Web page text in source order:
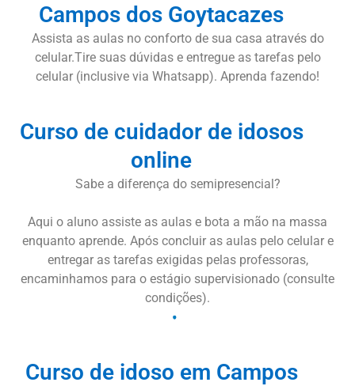
Campos dos Goytacazes
Assista as aulas no conforto de sua casa através do
celular.Tire suas dúvidas e entregue as tarefas pelo
celular (inclusive via Whatsapp). Aprenda fazendo!
Curso de cuidador de idosos
online
Sabe a diferença do semipresencial?
Aqui o aluno assiste as aulas e bota a mão na massa
enquanto aprende. Após concluir as aulas pelo celular e
entregar as tarefas exigidas pelas professoras,
encaminhamos para o estágio supervisionado (consulte
condições).
Curso de idoso em Campos